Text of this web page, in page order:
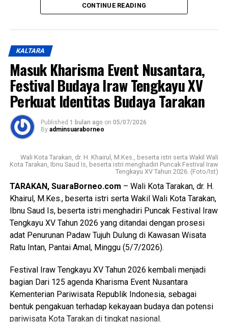
Dalam sambutannya, Wakil Wali Kota menyampaikan rasa
Menurutnya, berbagai prestasi yang telah diraih serta karya
karakter yang dilakukan mampu melahirkan generasi yang
berprestasi dan memiliki potensi untuk terus berkembang.
Ia juga menegaskan bahwa keberadaan SRT 59 Tarakan
sejalan dengan program Asta Cita Presiden Republik
Indonesia serta visi dan misi Pemerintah Kota Tarakan
dalam meningkatkan kualitas sumber daya manusia.
pemindahan SRT 59 Tarakan ke gedung baru yang
berlokasi di Kecamatan Tarakan Utara. Diharapkan, dengan
fasilitas yang lebih memadai, semangat belajar dan proses
pembinaan peserta didik dapat semakin meningkat.
Mengakhiri sambutannya, Wakil Wali Kota menyampaikan
apresiasi dan terima kasih kepada seluruh guru dan tenaga
pendidik yang telah dengan penuh dedikasi membimbing
pendidikan, sehingga mampu mencetak generasi yang
berkarakter, mandiri, dan berprestasi. (Adv/Mandu)
Views: 46
Bagikan ke
CONTINUE READING
KALTARA
Masuk Kharisma Event Nusantara,
Festival Budaya Iraw Tengkayu XV
Perkuat Identitas Budaya Tarakan
Published 1 bulan ago on 05/07/2026
By adminsuaraborneo
Wali Kota Tarakan, dr. H. Khairul, M.Kes., beserta istri serta Wakil Wali
Kota Tarakan, Ibnu Saud Is, beserta istri menghadiri Puncak Festival Iraw
Tengkayu XV Tahun 2026. (Foto/Ist)
TARAKAN, SuaraBorneo.com – Wali Kota Tarakan, dr. H.
Khairul, M.Kes., beserta istri serta Wakil Wali Kota Tarakan,
Ibnu Saud Is, beserta istri menghadiri Puncak Festival Iraw
Tengkayu XV Tahun 2026 yang ditandai dengan prosesi
adat Penurunan Padaw Tujuh Dulung di Kawasan Wisata
Ratu Intan, Pantai Amal, Minggu (5/7/2026).
Festival Iraw Tengkayu XV Tahun 2026 kembali menjadi
bagian Dari 125 agenda Kharisma Event Nusantara
Kementerian Pariwisata Republik Indonesia, sebagai
bentuk pengakuan terhadap kekayaan budaya dan potensi
pariwisata Kota Tarakan di tingkat nasional.